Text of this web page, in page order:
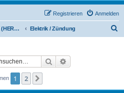
Anmelden
Registrieren
PRIMA GT | GX (HERCULES / SACHS) Elektrik / Zündung
Suche
1 2